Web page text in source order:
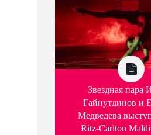
Звездная пара
Гайнутдинов и
Медведева
Ritz-Carlton